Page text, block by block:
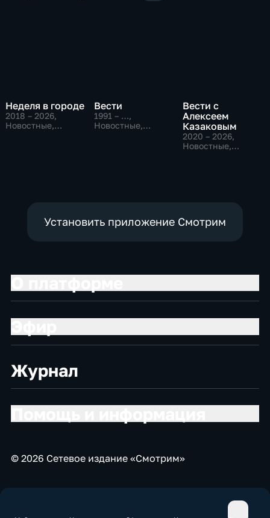
Неделя в городе
2018 – 2026,
Новостные,
Вести
1991 – …,
Новостные,
Вести с
Алексеем
Казаковым
2020 – 2026,
Новостные,
Установить приложение Смотрим
Журнал
© 2026 Сетевое издание «Смотрим»